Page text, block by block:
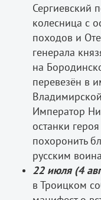
Сергиевский
колесница с
походов и
генерала
на
перевезён в
Император
останки
похоронить
русским
22 июля (4
в Троицком